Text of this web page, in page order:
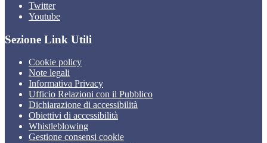
Twitter
Youtube
Sezione Link Utili
Cookie policy
Note legali
Informativa Privacy
Ufficio Relazioni con il Pubblico
Dichiarazione di accessibilità
Obiettivi di accessibilità
Whistleblowing
Gestione consensi cookie